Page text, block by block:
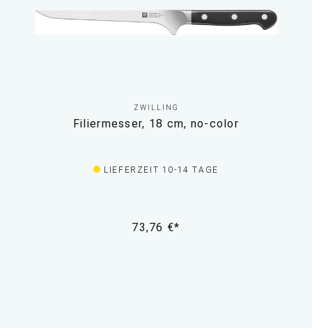
ZWILLING
Filiermesser, 18 cm, no-color
LIEFERZEIT 10-14 TAGE
73,76 €*